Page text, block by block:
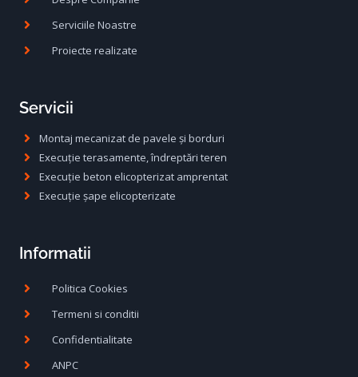
Serviciile Noastre
Proiecte realizate
Servicii
Montaj mecanizat de pavele și borduri
Execuție terasamente, îndreptări teren
Execuție beton elicopterizat amprentat
Execuție șape elicopterizate
Informatii
Politica Cookies
Termeni si conditii
Confidentialitate
ANPC